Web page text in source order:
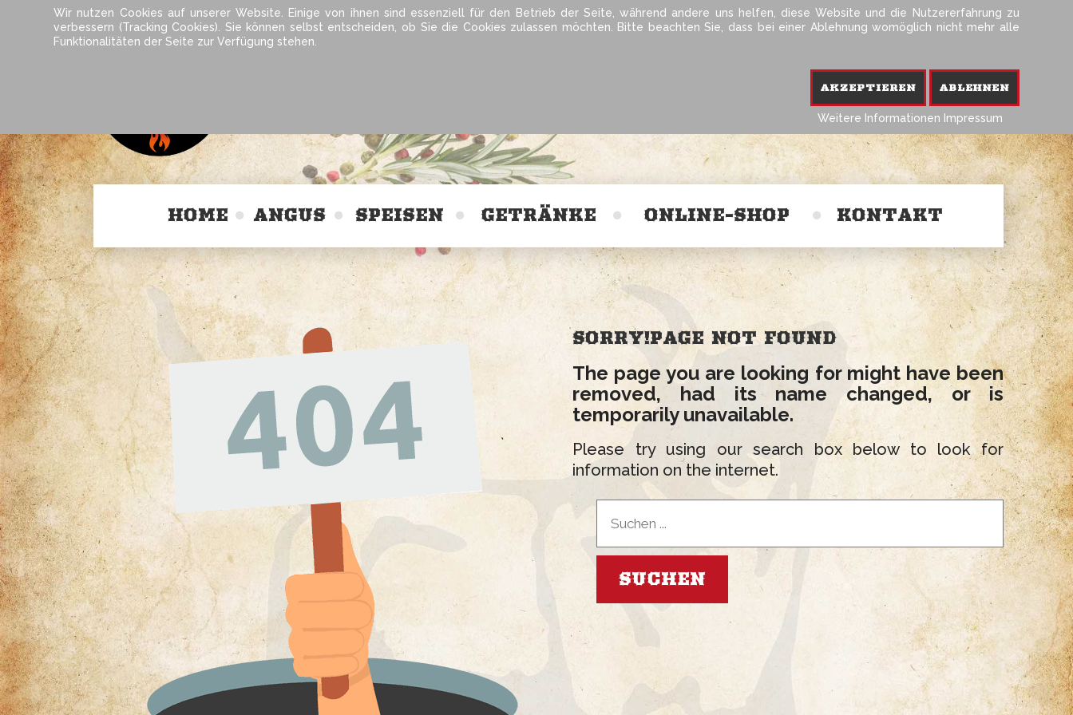
HOME ANGUS SPEISEN GETRÄNKE ONLINE-SHOP KONTAKT
Impressum
Datenschutz
SORRY!PAGE NOT FOUND
The page you are looking for might have been
removed, had its name changed, or is
temporarily unavailable.
Please try using our search box below to look for
information on the internet.
SUCHEN
Wir nutzen Cookies auf unserer Website. Einige von ihnen sind essenziell für den Betrieb der Seite, während andere uns helfen, diese Website und die Nutzererfahrung zu
verbessern (Tracking Cookies). Sie können selbst entscheiden, ob Sie die Cookies zulassen möchten. Bitte beachten Sie, dass bei einer Ablehnung womöglich nicht mehr alle
Funktionalitäten der Seite zur Verfügung stehen.
AKZEPTIEREN ABLEHNEN
Weitere Informationen Impressum